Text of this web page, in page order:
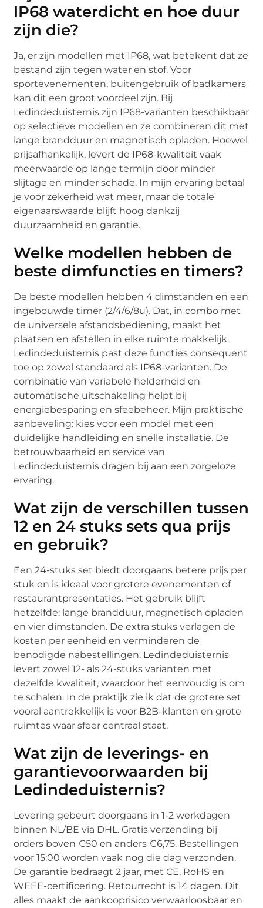
IP68 waterdicht en hoe duur
zijn die?
Ja, er zijn modellen met IP68, wat betekent dat ze
bestand zijn tegen water en stof. Voor
sportevenementen, buitengebruik of badkamers
kan dit een groot voordeel zijn. Bij
Ledindeduisternis zijn IP68-varianten beschikbaar
op selectieve modellen en ze combineren dit met
lange brandduur en magnetisch opladen. Hoewel
prijsafhankelijk, levert de IP68-kwaliteit vaak
meerwaarde op lange termijn door minder
slijtage en minder schade. In mijn ervaring betaal
je voor zekerheid wat meer, maar de totale
eigenaarswaarde blijft hoog dankzij
duurzaamheid en garantie.
Welke modellen hebben de
beste dimfuncties en timers?
De beste modellen hebben 4 dimstanden en een
ingebouwde timer (2/4/6/8u). Dat, in combo met
de universele afstandsbediening, maakt het
plaatsen en afstellen in elke ruimte makkelijk.
Ledindeduisternis past deze functies consequent
toe op zowel standaard als IP68-varianten. De
combinatie van variabele helderheid en
automatische uitschakeling helpt bij
energiebesparing en sfeebeheer. Mijn praktische
aanbeveling: kies voor een model met een
duidelijke handleiding en snelle installatie. De
betrouwbaarheid en service van
Ledindeduisternis dragen bij aan een zorgeloze
ervaring.
Wat zijn de verschillen tussen
12 en 24 stuks sets qua prijs
en gebruik?
Een 24-stuks set biedt doorgaans betere prijs per
stuk en is ideaal voor grotere evenementen of
restaurantpresentaties. Het gebruik blijft
hetzelfde: lange brandduur, magnetisch opladen
en vier dimstanden. De extra stuks verlagen de
kosten per eenheid en verminderen de
benodigde nabestellingen. Ledindeduisternis
levert zowel 12- als 24-stuks varianten met
dezelfde kwaliteit, waardoor het eenvoudig is om
te schalen. In de praktijk zie ik dat de grotere set
vooral aantrekkelijk is voor B2B-klanten en grote
ruimtes waar sfeer centraal staat.
Wat zijn de leverings- en
garantievoorwaarden bij
Ledindeduisternis?
Levering gebeurt doorgaans in 1-2 werkdagen
binnen NL/BE via DHL. Gratis verzending bij
orders boven €50 en anders €6,75. Bestellingen
voor 15:00 worden vaak nog die dag verzonden.
De garantie bedraagt 2 jaar, met CE, RoHS en
WEEE-certificering. Retourrecht is 14 dagen. Dit
alles maakt de aankooprisico verwaarloosbaar en